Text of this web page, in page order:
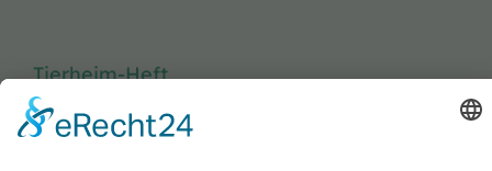
Tierheim-Heft
Spenden
Kontakt & Anfahrt